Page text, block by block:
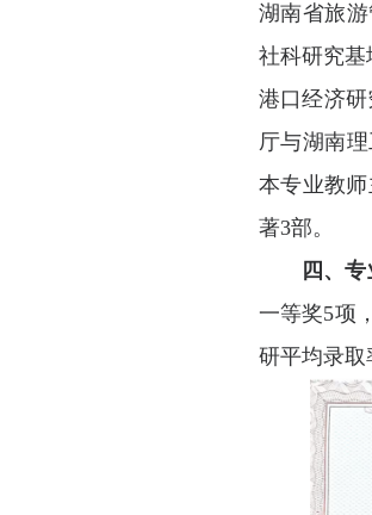
湖南省旅
社科研究基
港口经济
厅与湖南
本专业教
著3部。
四、
一等奖5项
研平均录取